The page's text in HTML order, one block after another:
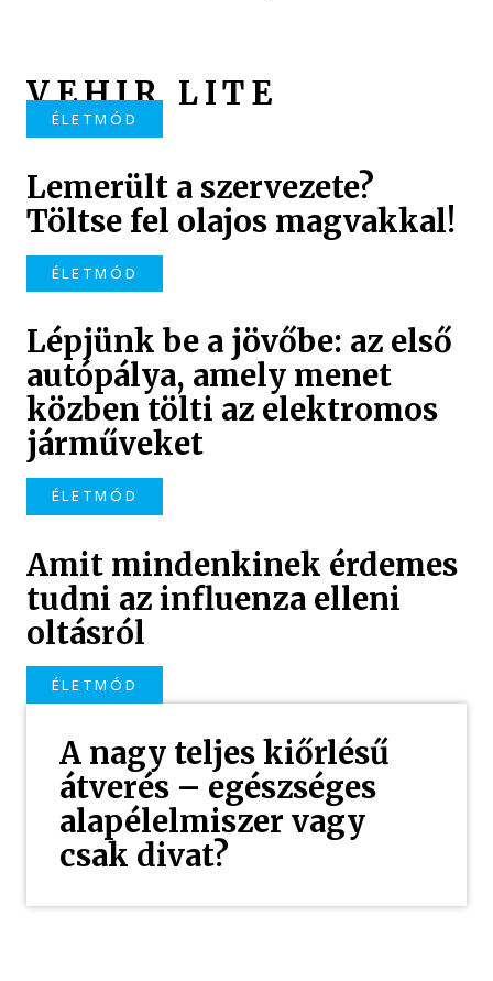
VEHIR LITE
ÉLETMÓD
Lemerült a szervezete?
Töltse fel olajos magvakkal!
ÉLETMÓD
Lépjünk be a jövőbe: az első
autópálya, amely menet
közben tölti az elektromos
járműveket
ÉLETMÓD
Amit mindenkinek érdemes
tudni az influenza elleni
oltásról
ÉLETMÓD
A nagy teljes kiőrlésű
átverés – egészséges
alapélelmiszer vagy
csak divat?